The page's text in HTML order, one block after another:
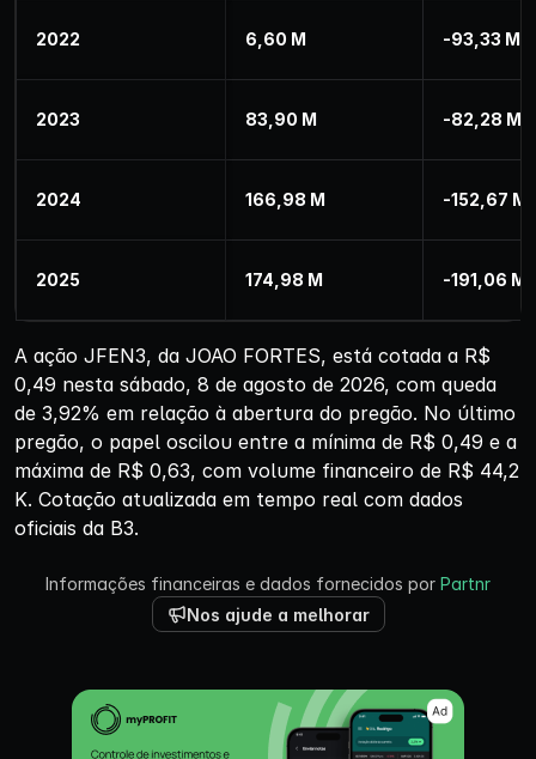
2022 6,60 M -93,33 M
2023 83,90 M -82,28 M
2024 166,98 M -152,67 M
2025 174,98 M -191,06 M
A ação JFEN3, da JOAO FORTES, está cotada a R$
0,49 nesta sábado, 8 de agosto de 2026, com queda
de 3,92% em relação à abertura do pregão. No último
pregão, o papel oscilou entre a mínima de R$ 0,49 e a
máxima de R$ 0,63, com volume financeiro de R$ 44,2
K. Cotação atualizada em tempo real com dados
oficiais da B3.
Informações financeiras e dados fornecidos por Partnr
Nos ajude a melhorar